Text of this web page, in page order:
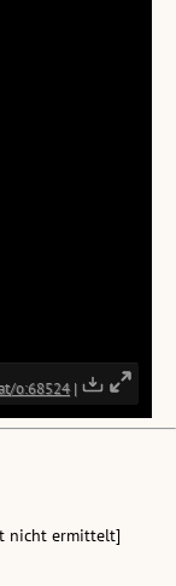
nicht ermittelt]